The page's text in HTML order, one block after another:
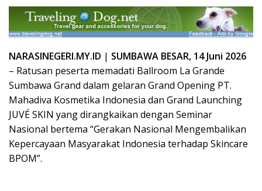
NARASINEGERI.MY.ID | SUMBAWA BESAR, 14 Juni 2026
– Ratusan peserta memadati Ballroom La Grande
Sumbawa Grand dalam gelaran Grand Opening PT.
Mahadiva Kosmetika Indonesia dan Grand Launching
JUVÉ SKIN yang dirangkaikan dengan Seminar
Nasional bertema “Gerakan Nasional Mengembalikan
Kepercayaan Masyarakat Indonesia terhadap Skincare
BPOM”.